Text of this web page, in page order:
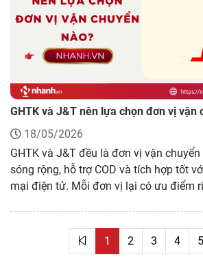
GHTK và J&T nên lựa chọn đơn vị vận
18/05/2026
GHTK và J&T đều là đơn vị vận
sóng rộng, hỗ trợ COD và tích hợp tốt
mại điện tử. Mỗi đơn vị lại có ưu điểm
giúp chủ shop nắm thông tin về GHTK
chọn đơn vị vận chuyển nào?
1 2 3 4 5